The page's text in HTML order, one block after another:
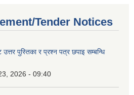
Tender Notices
उत्तर पुस्तिका र प्रश्न पत्र छपाइ सम्बन्धि
2026 - 09:40